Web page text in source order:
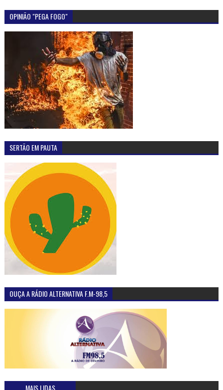
OPINIÃO "PEGA FOGO"
SERTÃO EM PAUTA
OUÇA A RÁDIO ALTERNATIVA F.M-98,5
MAIS LIDAS